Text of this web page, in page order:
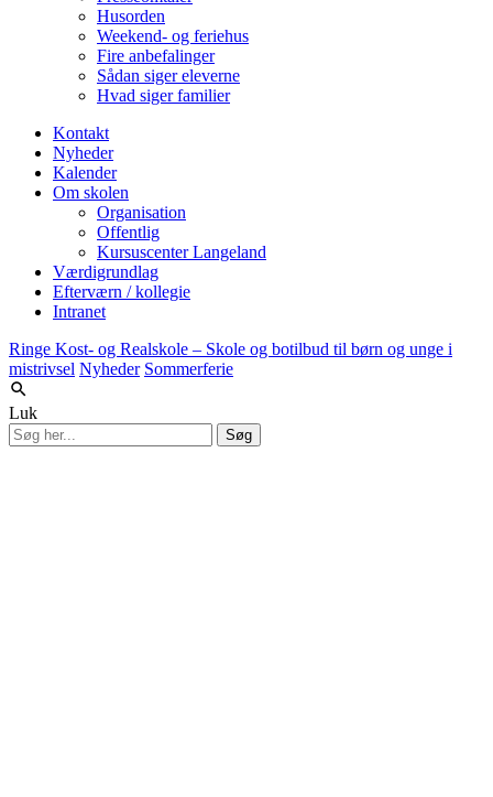
Husorden
Weekend- og feriehus
Fire anbefalinger
Sådan siger eleverne
Hvad siger familier
Kontakt
Nyheder
Kalender
Om skolen
Organisation
Offentlig
Kursuscenter Langeland
Værdigrundlag
Efterværn / kollegie
Intranet
Ringe Kost- og Realskole – Skole og botilbud til børn og unge i
mistrivsel Nyheder Sommerferie
Luk
Søg